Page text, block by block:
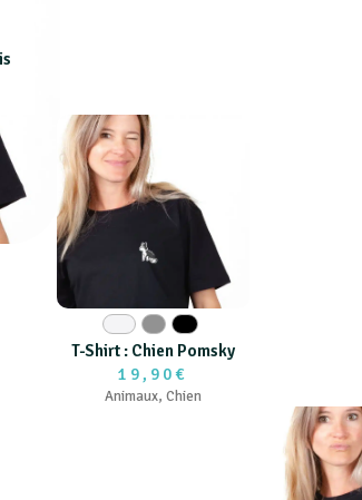
Blanc Gris Noir
T-Shirt : Chien Pomsky
19,90€
Animaux, Chien